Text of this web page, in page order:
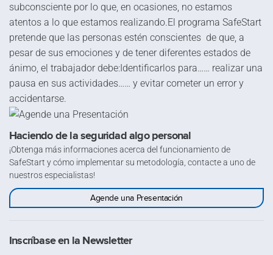
subconsciente por lo que, en ocasiones, no estamos
atentos a lo que estamos realizando.El programa SafeStart
pretende que las personas estén conscientes de que, a
pesar de sus emociones y de tener diferentes estados de
ánimo, el trabajador debe:Identificarlos para…… realizar una
pausa en sus actividades…… y evitar cometer un error y
accidentarse.
Haciendo de la seguridad algo personal
¡Obtenga más informaciones acerca del funcionamiento de
SafeStart y cómo implementar su metodología, contacte a uno de
nuestros especialistas!
Agende una Presentación
Inscríbase en la Newsletter